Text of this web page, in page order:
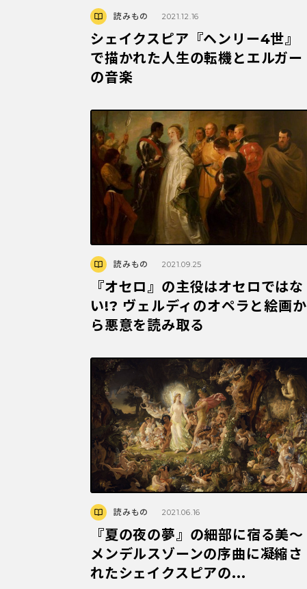
読みもの 2021.12.16
シェイクスピア『ヘンリー4世』
で描かれた人生の転機とエルガー
の音楽
読みもの 2021.09.25
『オセロ』の主役はオセロではな
い!? ヴェルディのオペラと絵画か
ら悪意を読み取る
読みもの 2021.06.16
『夏の夜の夢』の細部に宿る美～
メンデルスゾーンの序曲に凝縮さ
れたシェイクスピアの...